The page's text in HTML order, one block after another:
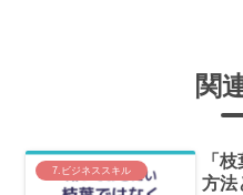
関
7.ビジネススキル
「
方法